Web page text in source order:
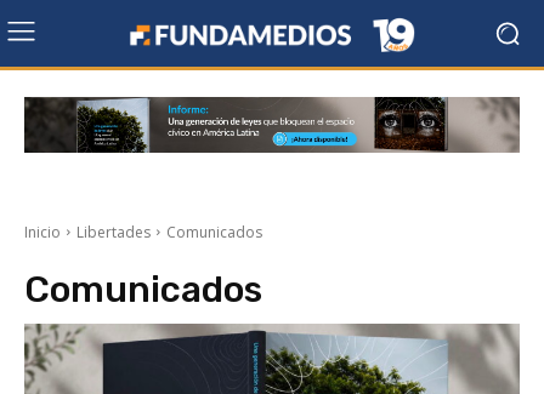
Inicio Libertades Comunicados
Comunicados